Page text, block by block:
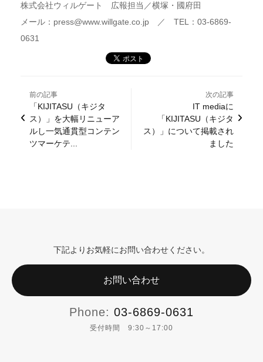
株式会社ウィルゲート 広報担当／横塚・國府田
メール：press@www.willgate.co.jp ／ TEL：03-6869-
0631
前の記事
「KIJITASU（キジタ
ス）」を大幅リニューア
ルし一気通貫型コンテン
ツマーケテ...
次の記事
IT mediaに
「KIJITASU（キジタ
ス）」について掲載され
ました
下記よりお気軽にお問い合わせください。
お問い合わせ
Phone: 03-6869-0631
受付時間 9:30～17:00